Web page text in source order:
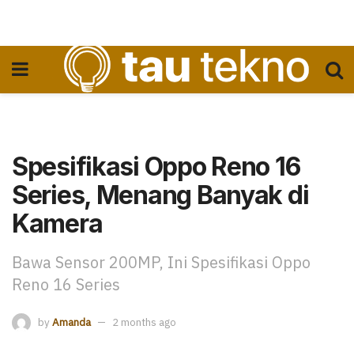
Spesifikasi Oppo Reno 16
Series, Menang Banyak di
Kamera
Bawa Sensor 200MP, Ini Spesifikasi Oppo
Reno 16 Series
by Amanda 2 months ago